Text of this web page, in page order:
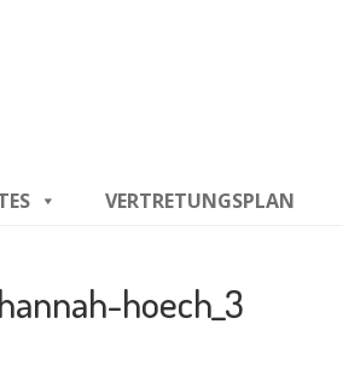
VERTRETUNGSPLAN
hoech_3